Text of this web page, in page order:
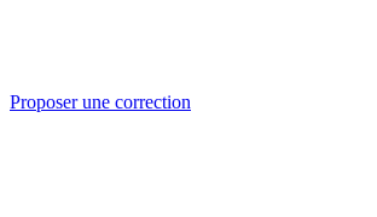
Proposer une correction